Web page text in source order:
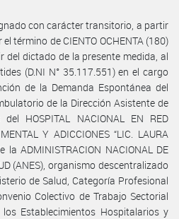
con carácter transitorio, a partir
término de CIENTO OCHENTA (180)
dictado de la presente medida, al
(D.NI N° 35.117.551) en el cargo
de la Demanda Espontánea del
de la Dirección Asistente de
HOSPITAL NACIONAL EN RED
Y ADICCIONES “LIC. LAURA
la ADMINISTRACION NACIONAL DE
(ANES), organismo descentralizado
de Salud, Categoría Profesional
Colectivo de Trabajo Sectorial
Establecimientos Hospitalarios y